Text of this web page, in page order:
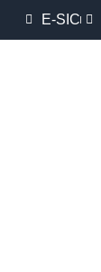
E-SIC